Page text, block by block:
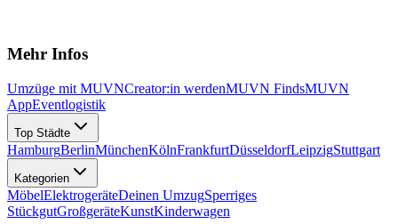
Mehr Infos
Umzüge mit MUVNCreator:in werdenMUVN FindsMUVN
AppEventlogistik
Top Städte
HamburgBerlinMünchenKölnFrankfurtDüsseldorfLeipzigStuttgart
Kategorien
MöbelElektrogeräteDeinen UmzugSperriges
StückgutGroßgeräteKunstKinderwagen